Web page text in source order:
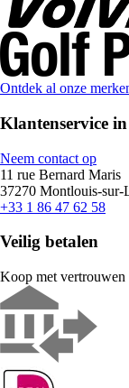
Ontdek al onze
Klantenservice
Neem contact op
11 rue Bernard Maris
37270 Montlouis-
+33 1 86 47 62 58
Veilig betalen
Koop met vertrouwen